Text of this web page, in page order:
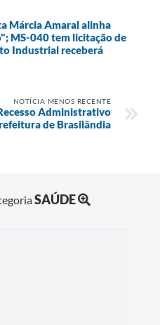
Márcia Amaral alinha
MS-040 tem licitação de
Industrial receberá
NOTÍCIA MENOS RECENTE
Administrativo
de Brasilândia
SAÚDE